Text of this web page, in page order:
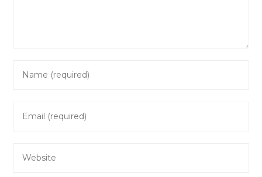
your
comment
your
address
your